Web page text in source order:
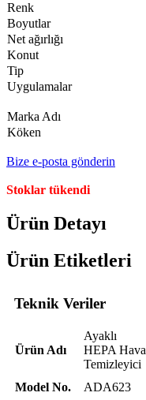
Renk
Boyutlar
Net ağırlığı
Konut
Tip
Uygulamalar
Marka Adı
Köken
Bize e-posta gönderin
Stoklar tükendi
Ürün Detayı
Ürün Etiketleri
Teknik Veriler
Ürün Adı
Ayaklı
HEPA Hava
Temizleyici
Model No. ADA623